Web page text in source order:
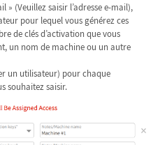
» (Veuillez saisir l’adresse e-mail),
pour lequel vous générez ces
de clés d’activation que vous
un nom de machine ou un autre
un utilisateur) pour chaque
souhaitez saisir.